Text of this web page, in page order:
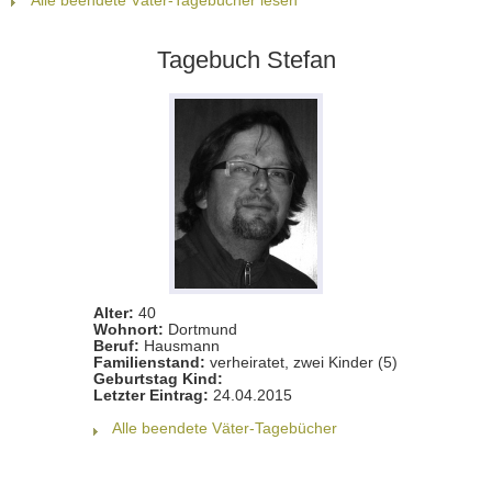
Tagebuch Stefan
Alter: 40
Wohnort: Dortmund
Beruf: Hausmann
Familienstand: verheiratet, zwei Kinder (5)
Geburtstag Kind:
Letzter Eintrag: 24.04.2015
Alle beendete Väter-Tagebücher